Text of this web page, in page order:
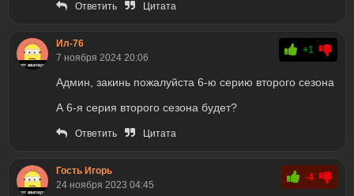
Ответить Цитата
Ил-76
7 ноября 2024 20:06
+1
Админ, закинь пожалуйста 6-ю серию второго сезона
А 6-я серия второго сезона будет?
Ответить Цитата
Гость Игорь
24 ноября 2023 04:45
-4